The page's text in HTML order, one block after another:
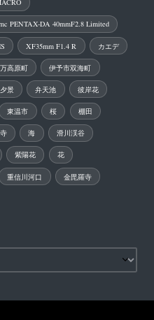
PENTAX-DA 40mmF2.8 Limited
XF35mm F1.4 R カエデ
高原町 伊予市双海町
夕景 弁天池 彼岸花
東温市 桜 棚田
海 滑川渓谷
紫陽花 花
重信川河口 金毘羅寺